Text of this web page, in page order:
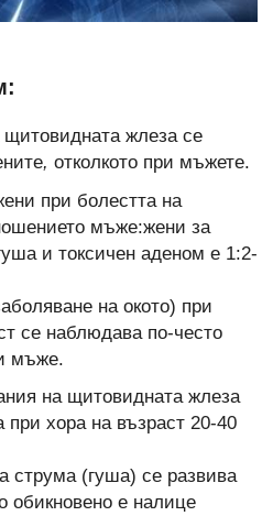
щитовидната жлеза се
, отколкото при мъжете.
при болестта на
мъже:жени за
и токсичен аденом е 1:2-
на окото) при
се наблюдава по-често
мъже.
на щитовидната жлеза
при хора на възраст 20-40
струма (гуша) се развива
обикновено е налице